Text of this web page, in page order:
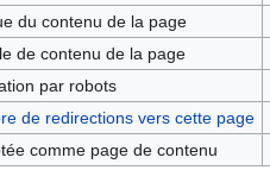
du contenu de la page
de contenu de la page
par robots
de redirections vers cette page
comme page de contenu